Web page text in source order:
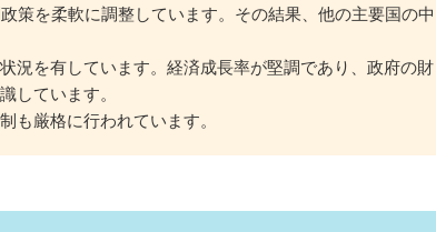
策を柔軟に調整しています。その結果、他の主要国の中
況を有しています。経済成長率が堅調であり、政府の財
しています。
も厳格に行われています。